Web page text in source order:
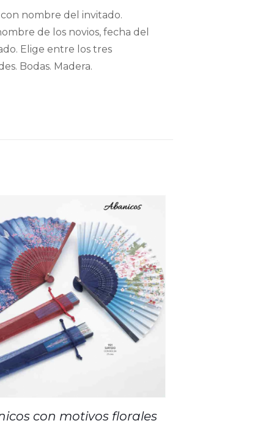
nombre del invitado.
de los novios, fecha del
Elige entre los tres
Bodas. Madera.
con motivos florales